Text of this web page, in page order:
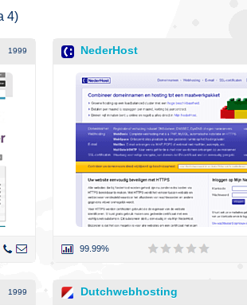
4)
1999 NederHost
99.99%
1999 Dutchwebhosting